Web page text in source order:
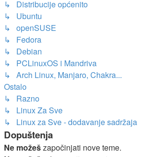
↳ Distribucije općenito
↳ Ubuntu
↳ openSUSE
↳ Fedora
↳ Debian
↳ PCLinuxOS i Mandriva
↳ Arch Linux, Manjaro, Chakra...
Ostalo
↳ Razno
↳ Linux Za Sve
↳ Linux za Sve - dodavanje sadržaja
Dopuštenja
Ne možešzapočinjati nove teme.